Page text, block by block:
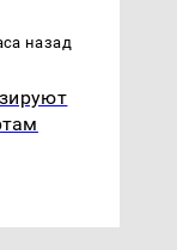
что купить?
назад